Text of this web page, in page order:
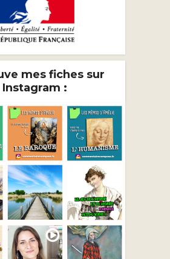
mes fiches sur
Instagram :